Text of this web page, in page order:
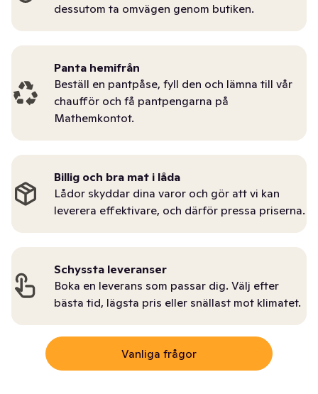
dessutom ta omvägen genom butiken.
Panta hemifrån
Beställ en pantpåse, fyll den och lämna till vår
chaufför och få pantpengarna på
Mathemkontot.
Billig och bra mat i låda
Lådor skyddar dina varor och gör att vi kan
leverera effektivare, och därför pressa priserna.
Schyssta leveranser
Boka en leverans som passar dig. Välj efter
bästa tid, lägsta pris eller snällast mot klimatet.
Vanliga frågor